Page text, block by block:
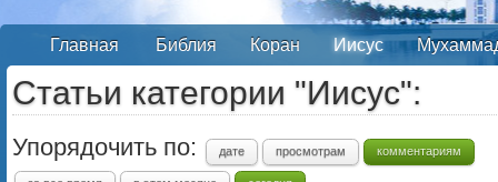
Главная Библия Коран Иисус
Статьи категории "Иисус":
Упорядочить по: дате просмотрам комментариям